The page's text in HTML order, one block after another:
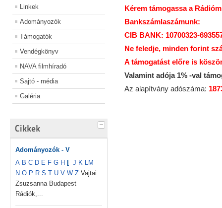
Linkek
Adományozók
Támogatók
Vendégkönyv
NAVA filmhíradó
Sajtó - média
Galéria
Cikkek
Adományozók - V
A B C D E F G H J K LM
N O P R S T U V W Z Vajtai
Zsuzsanna Budapest
Rádiók,...
Kérem támogassa a
Bankszámlaszámunk:
CIB BANK: 10700323-
Ne feledje, minden forint
A támogatást előre is
Valamint adója 1% -val
Az alapítvány adószáma: